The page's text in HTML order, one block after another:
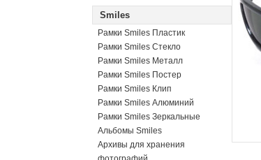
Smiles
Рамки Smiles Пластик
Рамки Smiles Стекло
Рамки Smiles Металл
Рамки Smiles Постер
Рамки Smiles Клип
Рамки Smiles Алюминий
Рамки Smiles Зеркальные
Альбомы Smiles
Архивы для хранения